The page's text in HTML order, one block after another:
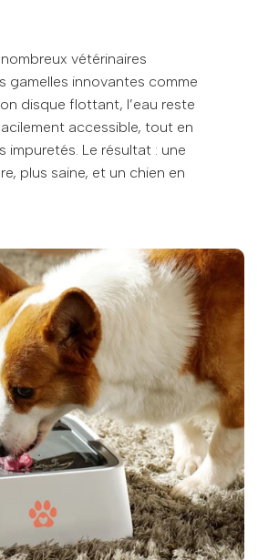
vétérinaires
gamelles innovantes comme
disque flottant, l’eau reste
accessible, tout en
Le résultat : une
plus saine, et un chien en